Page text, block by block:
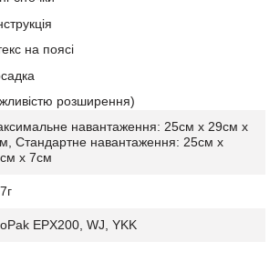
на поясі
розширення)
навантаження: 25см x 29см x
Стандартне навантаження: 25см x
x 7см
EPX200, WJ, YKK